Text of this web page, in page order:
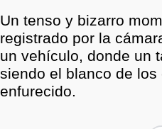
Un tenso y bizarro
registrado por la
un vehículo, donde un
siendo el blanco de
enfurecido.